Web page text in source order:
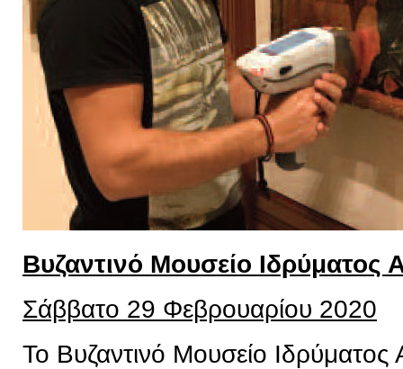
Βυζαντινό Μουσείο Ιδρύματος
Σάββατο 29 Φεβρουαρίου 2020
Το Βυζαντινό Μουσείο